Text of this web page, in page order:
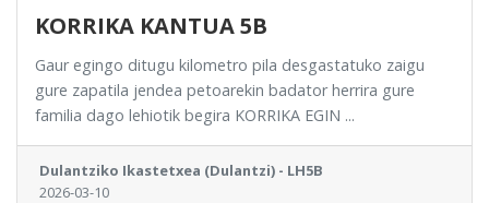
KORRIKA KANTUA 5B
Gaur egingo ditugu kilometro pila desgastatuko zaigu
gure zapatila jendea petoarekin badator herrira gure
familia dago lehiotik begira KORRIKA EGIN ...
Dulantziko Ikastetxea (Dulantzi) - LH5B
2026-03-10